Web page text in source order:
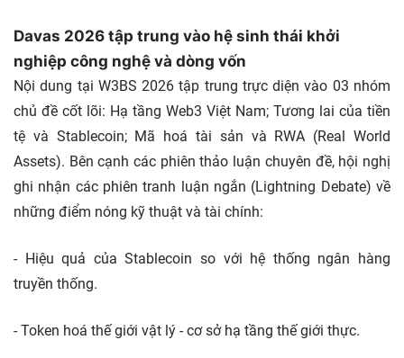
Davas 2026 tập trung vào hệ sinh thái khởi
nghiệp công nghệ và dòng vốn
Nội dung tại W3BS 2026 tập trung trực diện vào 03 nhóm
chủ đề cốt lõi: Hạ tầng Web3 Việt Nam; Tương lai của tiền
tệ và Stablecoin; Mã hoá tài sản và RWA (Real World
Assets). Bên cạnh các phiên thảo luận chuyên đề, hội nghị
ghi nhận các phiên tranh luận ngắn (Lightning Debate) về
những điểm nóng kỹ thuật và tài chính:
- Hiệu quả của Stablecoin so với hệ thống ngân hàng
truyền thống.
- Token hoá thế giới vật lý - cơ sở hạ tầng thế giới thực.